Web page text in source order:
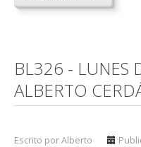
BL326 - LUNES
ALBERTO
Escrito por Alberto